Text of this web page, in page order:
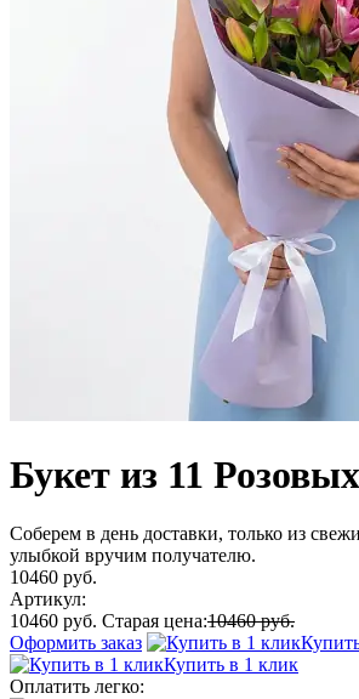
Букет из 11
Соберем в день доставки, только из
улыбкой вручим получателю.
10460 руб.
Артикул:
10460 руб. Старая цена:10460 руб.
Оформить заказ
Купить в 1 клик
Оплатить легко: